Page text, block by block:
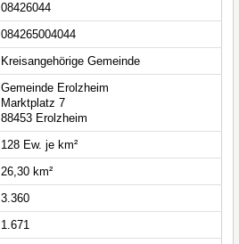
08426044
084265004044
Kreisangehörige Gemeinde
Gemeinde Erolzheim
Marktplatz 7
88453 Erolzheim
128 Ew. je km²
26,30 km²
3.360
1.671